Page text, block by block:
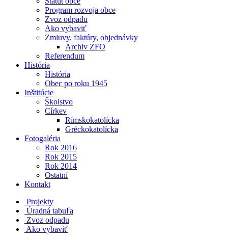
Program rozvoja obce
Zvoz odpadu
Ako vybaviť
Zmluvy, faktúry, objednávky
Archiv ZFO
Referendum
História
História
Obec po roku 1945
Inštitúcie
Školstvo
Církev
Rímskokatolícka
Gréckokatolícka
Fotogaléria
Rok 2016
Rok 2015
Rok 2014
Ostatní
Kontakt
Projekty
Úradná tabuľa
Zvoz odpadu
Ako vybaviť